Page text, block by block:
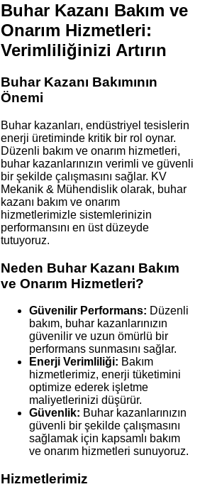
Buhar Kazanı Bakım ve
Onarım Hizmetleri:
Verimliliğinizi Artırın
Buhar Kazanı Bakımının
Önemi
Buhar kazanları, endüstriyel tesislerin
enerji üretiminde kritik bir rol oynar.
Düzenli bakım ve onarım hizmetleri,
buhar kazanlarınızın verimli ve güvenli
bir şekilde çalışmasını sağlar. KV
Mekanik & Mühendislik olarak, buhar
kazanı bakım ve onarım
hizmetlerimizle sistemlerinizin
performansını en üst düzeyde
tutuyoruz.
Neden Buhar Kazanı Bakım
ve Onarım Hizmetleri?
Güvenilir Performans: Düzenli
bakım, buhar kazanlarınızın
güvenilir ve uzun ömürlü bir
performans sunmasını sağlar.
Enerji Verimliliği: Bakım
hizmetlerimiz, enerji tüketimini
optimize ederek işletme
maliyetlerinizi düşürür.
Güvenlik: Buhar kazanlarınızın
güvenli bir şekilde çalışmasını
sağlamak için kapsamlı bakım
ve onarım hizmetleri sunuyoruz.
Hizmetlerimiz